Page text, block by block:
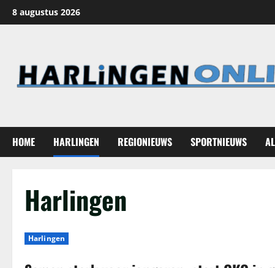
naar
8 augustus 2026
HOME HARLINGEN REGIONIEUWS SPORTNIEUWS
Harlingen
Harlingen